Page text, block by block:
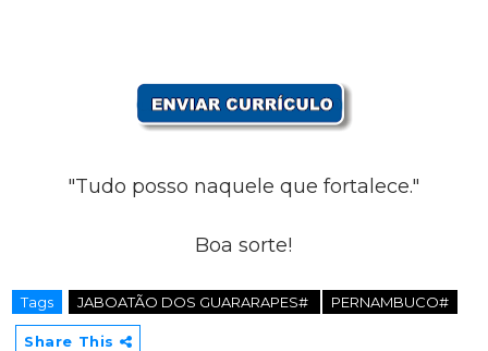
"Tudo posso naquele que fortalece."
Boa sorte!
Tags JABOATÃO DOS GUARARAPES# PERNAMBUCO#
Share This